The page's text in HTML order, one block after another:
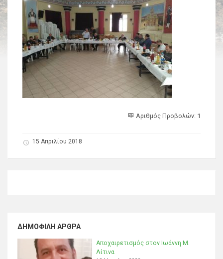
Αριθμός Προβολών: 1
15 Απριλίου 2018
ΔΗΜΟΦΙΛΉ ΆΡΘΡΑ
Αποχαιρετισμός στον Ιωάννη Μ.
Λίτινα